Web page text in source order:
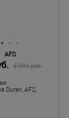
AFS
6 999 руб.
Duren, AFS,